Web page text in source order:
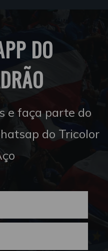
DO
e faça parte do
do Tricolor